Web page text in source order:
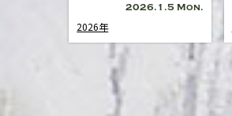
2026.1.5 Mon.
2026年